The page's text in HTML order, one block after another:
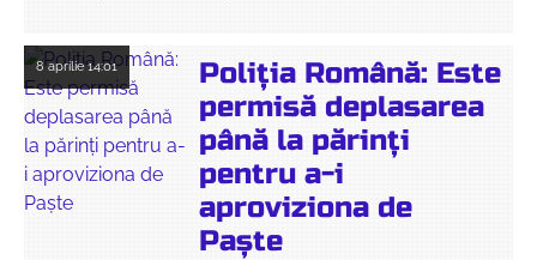
8 aprilie14:01
Poliția Română: Este
permisă deplasarea
până la părinți
pentru a-i
aproviziona de
Paște